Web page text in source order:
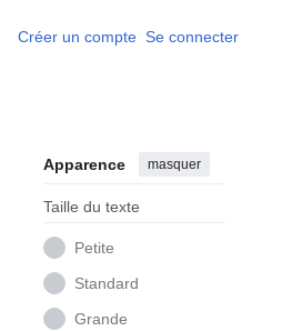
Créer un compte Se connecter
Apparence masquer
Taille du texte
Petite
Standard
Grande